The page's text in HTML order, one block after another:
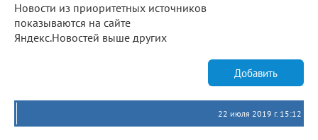
Новости из приоритетных источников
показываются на сайте
Яндекс.Новостей выше других
Добавить
22 июля 2019 г. 15:12